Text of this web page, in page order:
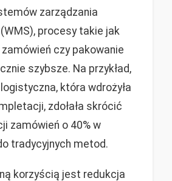
zarządzania
procesy takie jak
czy pakowanie
szybsze. Na przykład,
która wdrożyła
zdołała skrócić
zamówień o 40% w
tradycyjnych metod.
korzyścią jest redukcja